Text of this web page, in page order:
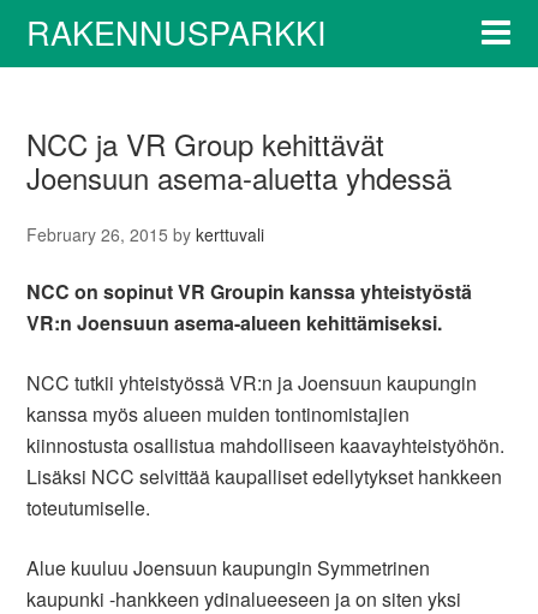
RAKENNUSPARKKI
NCC ja VR Group kehittävät
Joensuun asema-aluetta yhdessä
February 26, 2015 bykerttuvali
NCC on sopinut VR Groupin kanssa yhteistyöstä
VR:n Joensuun asema-alueen kehittämiseksi.
NCC tutkii yhteistyössä VR:n ja Joensuun kaupungin
kanssa myös alueen muiden tontinomistajien
kiinnostusta osallistua mahdolliseen kaavayhteistyöhön.
Lisäksi NCC selvittää kaupalliset edellytykset hankkeen
toteutumiselle.
Alue kuuluu Joensuun kaupungin Symmetrinen
kaupunki -hankkeen ydinalueeseen ja on siten yksi